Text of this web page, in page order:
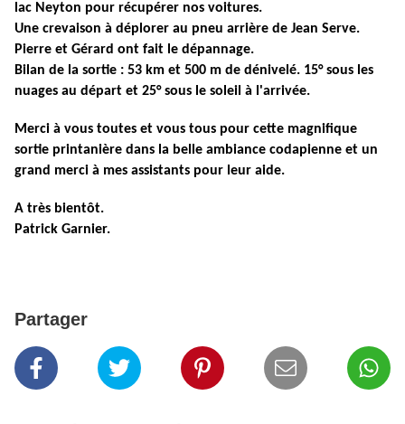
lac Neyton pour récupérer nos voitures.
Une crevaison à déplorer au pneu arrière de Jean Serve.
Pierre et Gérard ont fait le dépannage.
Bilan de la sortie : 53 km et 500 m de dénivelé. 15° sous les
nuages au départ et 25° sous le soleil à l'arrivée.
Merci à vous toutes et vous tous pour cette magnifique
sortie printanière dans la belle ambiance codapienne et un
grand merci à mes assistants pour leur aide.
A très bientôt.
Patrick Garnier.
Partager